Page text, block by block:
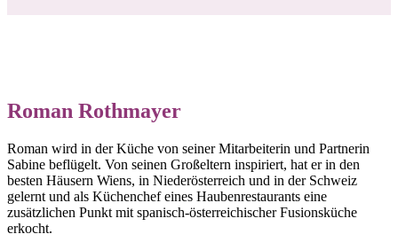
Roman Rothmayer
Roman wird in der Küche von seiner Mitarbeiterin und Partnerin
Sabine beflügelt. Von seinen Großeltern inspiriert, hat er in den
besten Häusern Wiens, in Niederösterreich und in der Schweiz
gelernt und als Küchenchef eines Haubenrestaurants eine
zusätzlichen Punkt mit spanisch-österreichischer Fusionsküche
erkocht.